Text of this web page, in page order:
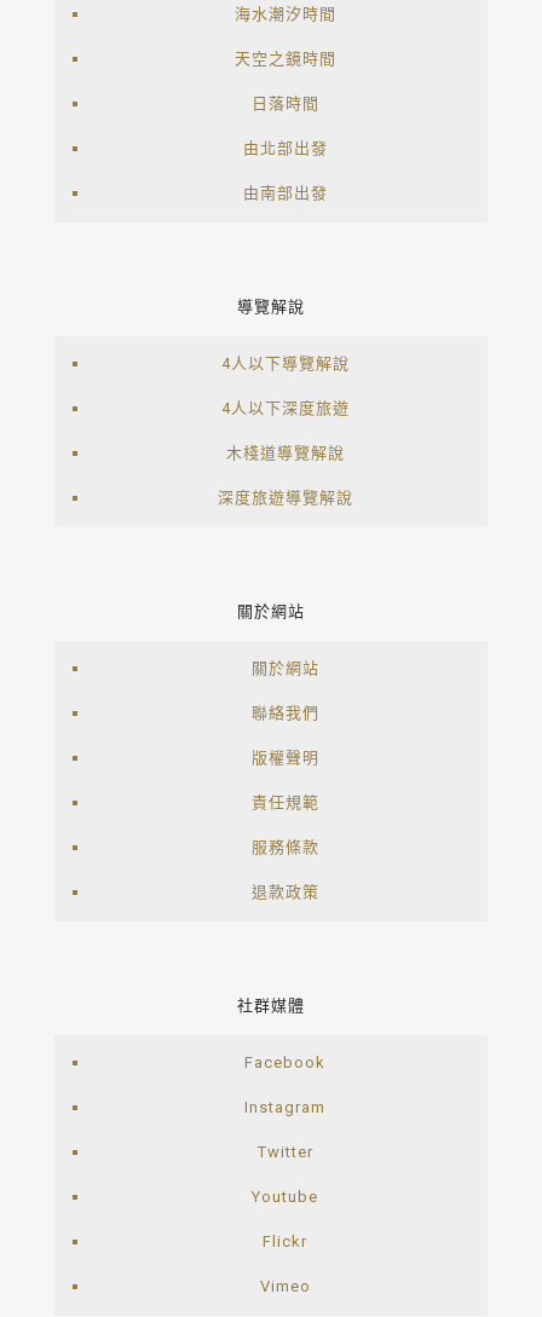
海水潮汐時間
天空之鏡時間
日落時間
由北部出發
由南部出發
導覽解說
4人以下導覽解說
4人以下深度旅遊
木棧道導覽解說
深度旅遊導覽解說
關於網站
關於網站
聯絡我們
版權聲明
責任規範
服務條款
退款政策
社群媒體
Facebook
Instagram
Twitter
Youtube
Flickr
Vimeo